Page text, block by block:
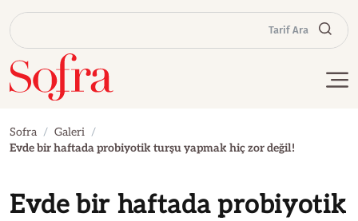
Tarif Ara
Sofra
Galeri
Evde bir haftada probiyotik turşu yapmak hiç zor değil!
Evde bir haftada probiyotik